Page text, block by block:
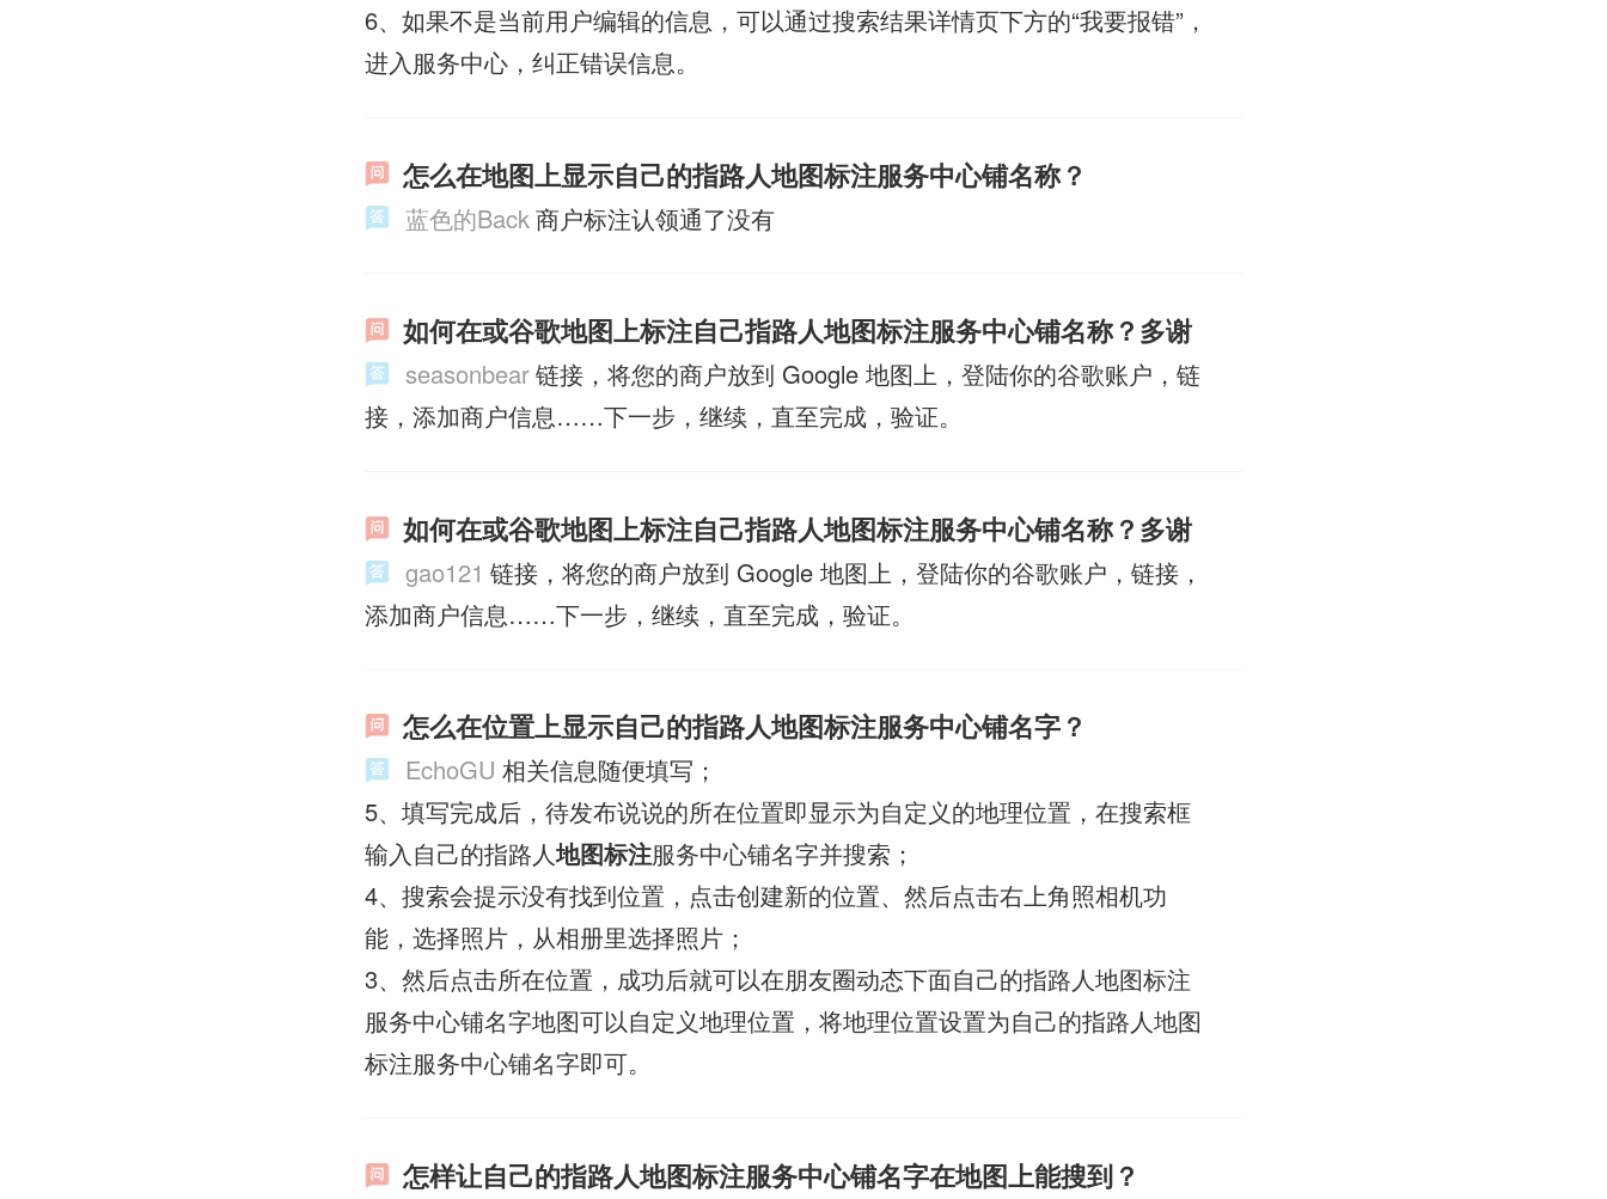
6、如果不是当前用户编辑的信息，可以通过搜索结果详情页下方的“我要报错”，
进入服务中心，纠正错误信息。
怎么在地图上显示自己的指路人地图标注服务中心铺名称？
蓝色的Back 商户标注认领通了没有
如何在或谷歌地图上标注自己指路人地图标注服务中心铺名称？多谢
seasonbear链接，将您的商户放到 Google 地图上，登陆你的谷歌账户，链
接，添加商户信息……下一步，继续，直至完成，验证。
如何在或谷歌地图上标注自己指路人地图标注服务中心铺名称？多谢
gao121 链接，将您的商户放到 Google 地图上，登陆你的谷歌账户，链接，
添加商户信息……下一步，继续，直至完成，验证。
怎么在位置上显示自己的指路人地图标注服务中心铺名字？
EchoGU 相关信息随便填写；
5、填写完成后，待发布说说的所在位置即显示为自定义的地理位置，在搜索框
输入自己的指路人地图标注服务中心铺名字并搜索；
4、搜索会提示没有找到位置，点击创建新的位置、然后点击右上角照相机功
能，选择照片，从相册里选择照片；
3、然后点击所在位置，成功后就可以在朋友圈动态下面自己的指路人地图标注
服务中心铺名字地图可以自定义地理位置，将地理位置设置为自己的指路人地图
标注服务中心铺名字即可。
怎样让自己的指路人地图标注服务中心铺名字在地图上能搜到？